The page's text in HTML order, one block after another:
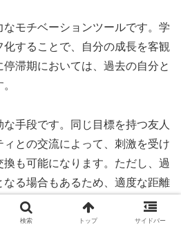
なモチベーションツールです。学
することで、自分の成長を客観
滞期においては、過去の自分と
な手段です。同じ目標を持つ友人
との交流によって、刺激を受け
も可能になります。ただし、過
なる場合もあるため、適度な距離
検索 トップ サイドバー